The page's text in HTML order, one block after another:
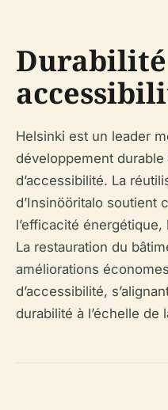
Helsinki est un leader
développement
d’accessibilité. La
d’Insinööritalo soutient
l’efficacité
La restauration du
améliorations
d’accessibilité,
durabilité à l’échelle de